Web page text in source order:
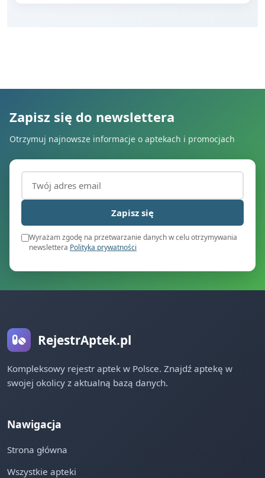
Zapisz się do newslettera
Otrzymuj najnowsze informacje o aptekach i promocjach
Adres email (wymagany)
Zapisz się
Wyrażam zgodę na przetwarzanie danych w celu otrzymywania
newslettera Polityka prywatności
RejestrAptek.pl
Kompleksowy rejestr aptek w Polsce. Znajdź aptekę w
swojej okolicy z aktualną bazą danych.
Nawigacja
Strona główna
Wszystkie apteki